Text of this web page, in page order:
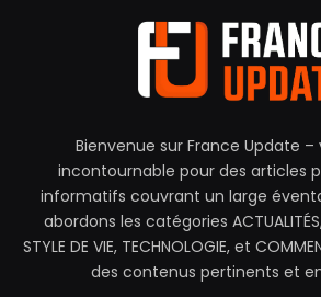
Bienvenue sur France Update
incontournable pour des articles
informatifs couvrant un large
abordons les catégories ACTUALITÉS,
STYLE DE VIE, TECHNOLOGIE, et
des contenus pertinents et